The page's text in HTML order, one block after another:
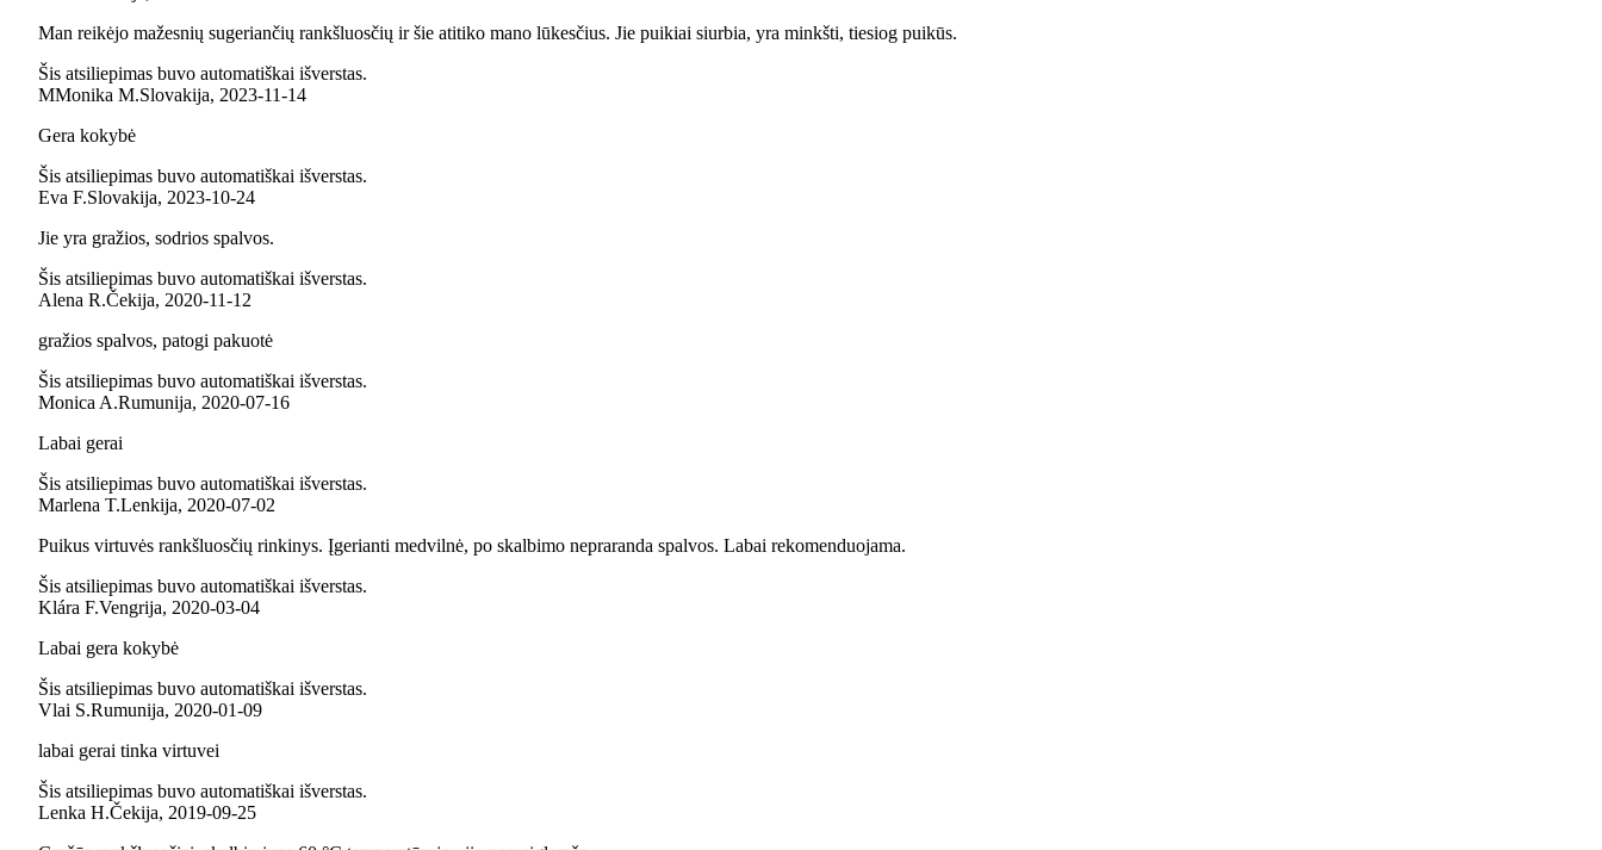
Man reikėjo mažesnių sugeriančių rankšluosčių ir šie atitiko mano lūkesčius. Jie puikiai siurbia, yra minkšti, tiesiog puikūs.
Šis atsiliepimas buvo automatiškai išverstas.
MMonika M.Slovakija, 2023‑11‑14
Gera kokybė
Šis atsiliepimas buvo automatiškai išverstas.
Eva F.Slovakija, 2023‑10‑24
Jie yra gražios, sodrios spalvos.
Šis atsiliepimas buvo automatiškai išverstas.
Alena R.Čekija, 2020‑11‑12
gražios spalvos, patogi pakuotė
Šis atsiliepimas buvo automatiškai išverstas.
Monica A.Rumunija, 2020‑07‑16
Labai gerai
Šis atsiliepimas buvo automatiškai išverstas.
Marlena T.Lenkija, 2020‑07‑02
Puikus virtuvės rankšluosčių rinkinys. Įgerianti medvilnė, po skalbimo nepraranda spalvos. Labai rekomenduojama.
Šis atsiliepimas buvo automatiškai išverstas.
Klára F.Vengrija, 2020‑03‑04
Labai gera kokybė
Šis atsiliepimas buvo automatiškai išverstas.
Vlai S.Rumunija, 2020‑01‑09
labai gerai tinka virtuvei
Šis atsiliepimas buvo automatiškai išverstas.
Lenka H.Čekija, 2019‑09‑25